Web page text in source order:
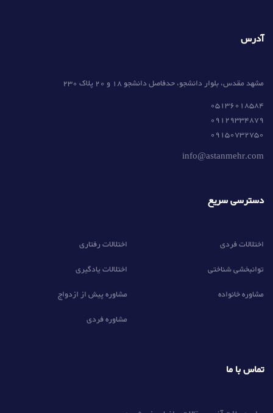
آدرس
مشهد مقدس، بلوار دانشجو، حدفاصل دانشجو 18 و 20 پلاک 230
05136018584
09129334879
09150732750
info@astanmehr.com
دسترسی سریع
اختلالات رفتاری
اختلالات فردی
اختلالات یادگیری
توانبخشی شناختی
مشاوره پیش از ازدواج
مشاوره خانواده
مشاوره فردی
تماس با ما